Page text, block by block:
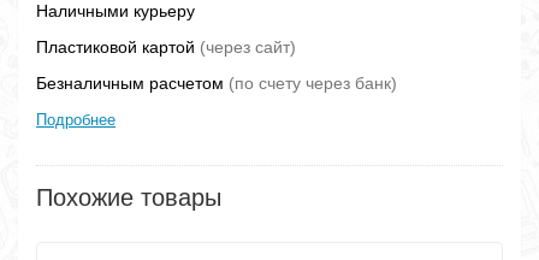
Наличными курьеру
Пластиковой картой (через сайт)
Безналичным расчетом (по счету через банк)
Подробнее
Похожие товары